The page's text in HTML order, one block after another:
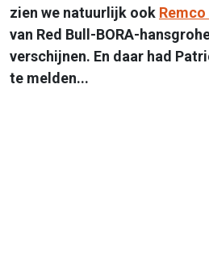
zien we natuurlijk ook Remco
van Red Bull-BORA-
verschijnen. En daar had
te melden...